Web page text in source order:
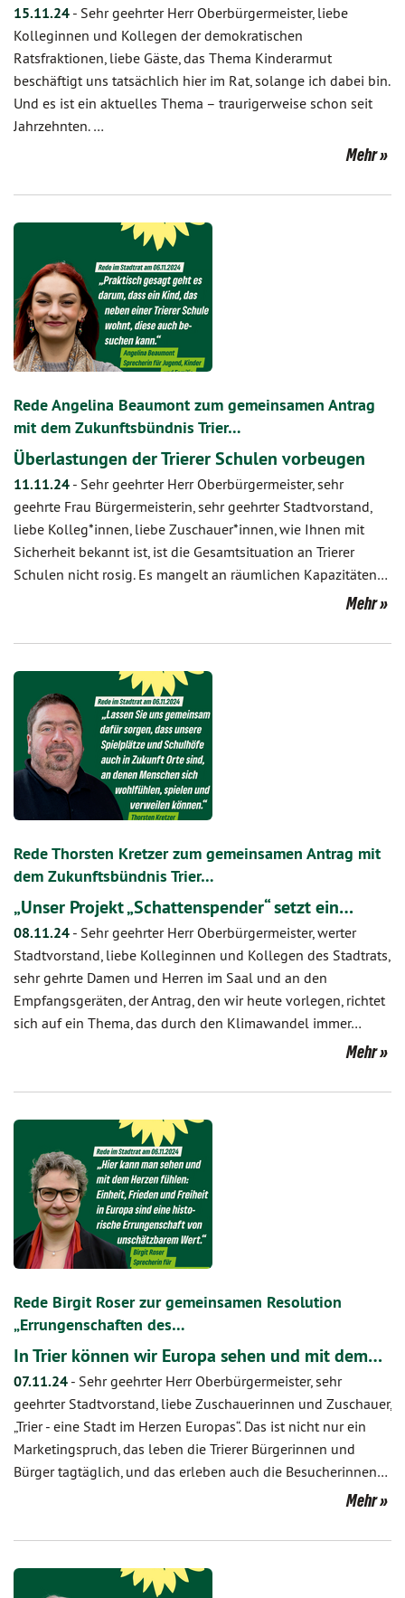
15.11.24 - Sehr geehrter Herr Oberbürgermeister, liebe
Kolleginnen und Kollegen der demokratischen
Ratsfraktionen, liebe Gäste, das Thema Kinderarmut
beschäftigt uns tatsächlich hier im Rat, solange ich dabei bin.
Und es ist ein aktuelles Thema – traurigerweise schon seit
Jahrzehnten. …
Mehr
Rede Angelina Beaumont zum gemeinsamen Antrag
mit dem Zukunftsbündnis Trier…
Überlastungen der Trierer Schulen vorbeugen
11.11.24 - Sehr geehrter Herr Oberbürgermeister, sehr
geehrte Frau Bürgermeisterin, sehr geehrter Stadtvorstand,
liebe Kolleg*innen, liebe Zuschauer*innen, wie Ihnen mit
Sicherheit bekannt ist, ist die Gesamtsituation an Trierer
Schulen nicht rosig. Es mangelt an räumlichen Kapazitäten…
Mehr
Rede Thorsten Kretzer zum gemeinsamen Antrag mit
dem Zukunftsbündnis Trier…
„Unser Projekt „Schattenspender“ setzt ein…
08.11.24 - Sehr geehrter Herr Oberbürgermeister, werter
Stadtvorstand, liebe Kolleginnen und Kollegen des Stadtrats,
sehr gehrte Damen und Herren im Saal und an den
Empfangsgeräten, der Antrag, den wir heute vorlegen, richtet
sich auf ein Thema, das durch den Klimawandel immer…
Mehr
Rede Birgit Roser zur gemeinsamen Resolution
„Errungenschaften des…
In Trier können wir Europa sehen und mit dem…
07.11.24 - Sehr geehrter Herr Oberbürgermeister, sehr
geehrter Stadtvorstand, liebe Zuschauerinnen und Zuschauer,
„Trier - eine Stadt im Herzen Europas“. Das ist nicht nur ein
Marketingspruch, das leben die Trierer Bürgerinnen und
Bürger tagtäglich, und das erleben auch die Besucherinnen…
Mehr